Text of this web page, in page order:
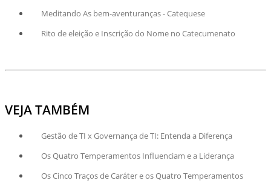
Meditando As bem-aventuranças - Catequese
Rito de eleição e Inscrição do Nome no Catecumenato
VEJA TAMBÉM
Gestão de TI x Governança de TI: Entenda a Diferença
Os Quatro Temperamentos Influenciam e a Liderança
Os Cinco Traços de Caráter e os Quatro Temperamentos